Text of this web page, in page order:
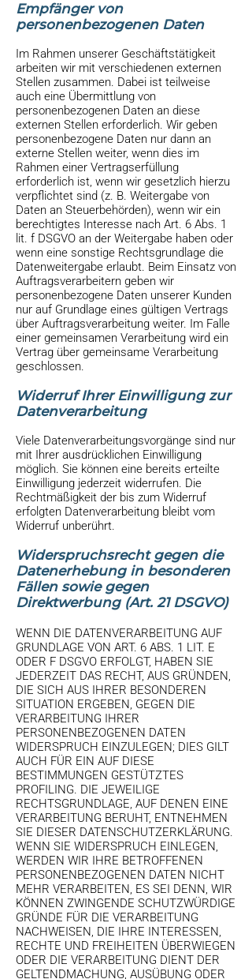
Empfänger von
personenbezogenen Daten
Im Rahmen unserer Geschäftstätigkeit
arbeiten wir mit verschiedenen externen
Stellen zusammen. Dabei ist teilweise
auch eine Übermittlung von
personenbezogenen Daten an diese
externen Stellen erforderlich. Wir geben
personenbezogene Daten nur dann an
externe Stellen weiter, wenn dies im
Rahmen einer Vertragserfüllung
erforderlich ist, wenn wir gesetzlich hierzu
verpflichtet sind (z. B. Weitergabe von
Daten an Steuerbehörden), wenn wir ein
berechtigtes Interesse nach Art. 6 Abs. 1
lit. f DSGVO an der Weitergabe haben oder
wenn eine sonstige Rechtsgrundlage die
Datenweitergabe erlaubt. Beim Einsatz von
Auftragsverarbeitern geben wir
personenbezogene Daten unserer Kunden
nur auf Grundlage eines gültigen Vertrags
über Auftragsverarbeitung weiter. Im Falle
einer gemeinsamen Verarbeitung wird ein
Vertrag über gemeinsame Verarbeitung
geschlossen.
Widerruf Ihrer Einwilligung zur
Datenverarbeitung
Viele Datenverarbeitungsvorgänge sind nur
mit Ihrer ausdrücklichen Einwilligung
möglich. Sie können eine bereits erteilte
Einwilligung jederzeit widerrufen. Die
Rechtmäßigkeit der bis zum Widerruf
erfolgten Datenverarbeitung bleibt vom
Widerruf unberührt.
Widerspruchsrecht gegen die
Datenerhebung in besonderen
Fällen sowie gegen
Direktwerbung (Art. 21 DSGVO)
WENN DIE DATENVERARBEITUNG AUF
GRUNDLAGE VON ART. 6 ABS. 1 LIT. E
ODER F DSGVO ERFOLGT, HABEN SIE
JEDERZEIT DAS RECHT, AUS GRÜNDEN,
DIE SICH AUS IHRER BESONDEREN
SITUATION ERGEBEN, GEGEN DIE
VERARBEITUNG IHRER
PERSONENBEZOGENEN DATEN
WIDERSPRUCH EINZULEGEN; DIES GILT
AUCH FÜR EIN AUF DIESE
BESTIMMUNGEN GESTÜTZTES
PROFILING. DIE JEWEILIGE
RECHTSGRUNDLAGE, AUF DENEN EINE
VERARBEITUNG BERUHT, ENTNEHMEN
SIE DIESER DATENSCHUTZERKLÄRUNG.
WENN SIE WIDERSPRUCH EINLEGEN,
WERDEN WIR IHRE BETROFFENEN
PERSONENBEZOGENEN DATEN NICHT
MEHR VERARBEITEN, ES SEI DENN, WIR
KÖNNEN ZWINGENDE SCHUTZWÜRDIGE
GRÜNDE FÜR DIE VERARBEITUNG
NACHWEISEN, DIE IHRE INTERESSEN,
RECHTE UND FREIHEITEN ÜBERWIEGEN
ODER DIE VERARBEITUNG DIENT DER
GELTENDMACHUNG, AUSÜBUNG ODER